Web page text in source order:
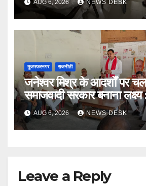
AUG 6, 2026 NEWS DESK
मुजफ्फरनगर राजनीती
जनेश्वर मिश्र के आदर्शों पर
समाजवादी सरकार बनाना लक्ष्य
AUG 6, 2026 NEWS DESK
Leave a Reply